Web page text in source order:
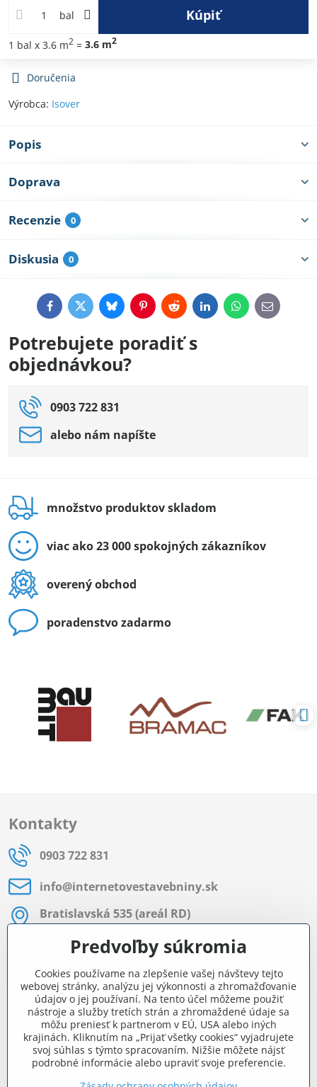
bal Kúpiť
1 bal x 3.6 m2 = 3.6 m2
Doručenia
Výrobca: Isover
Popis
Doprava
Recenzie 0
Diskusia 0
FacebookTwitterBlueskyPinterestRedditLinkedInWhatsApp
E-
mail
Potrebujete poradiť s
objednávkou?
0903 722 831
alebo nám napíšte
množstvo produktov skladom
viac ako 23 000 spokojných zákazníkov
overený obchod
poradenstvo zadarmo
Kontakty
0903 722 831
info​@internetovestavebniny​.sk
Bratislavská 535 (areál RD)
Most pri Bratislave
Pon - Pia 8:00 - 11:30 a 12:15 - 15:30
Facebook
Navigácia
Všetko o nákupe
Predvoľby súkromia
Cookies používame na zlepšenie vašej návštevy tejto
webovej stránky, analýzu jej výkonnosti a zhromažďovanie
údajov o jej používaní. Na tento účel môžeme použiť
nástroje a služby tretích strán a zhromaždené údaje sa
môžu preniesť k partnerom v EÚ, USA alebo iných
krajinách. Kliknutím na „Prijať všetky cookies“ vyjadrujete
svoj súhlas s týmto spracovaním. Nižšie môžete nájsť
podrobné informácie alebo upraviť svoje preferencie.